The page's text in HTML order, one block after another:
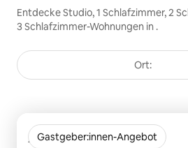
Entdecke Studio, 1 Schlafzimmer, 2
3 Schlafzimmer-Wohnungen in .
Ort:
Gastgeber:innen-Angebot
Alea